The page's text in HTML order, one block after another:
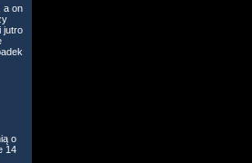
a on
jutro
o
14